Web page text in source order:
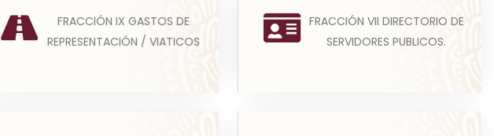
FRACCIÓN IX GASTOS DE
REPRESENTACIÓN / VIATICOS
Gasto emitido por el Consejo
Nacional de Armonización...
FRACCIÓN VII DIRECTORIO DE
SERVIDORES PUBLICOS.
(A) La remuneración bruta y neta
de todos los Servidores Públicos
de base o de confia...